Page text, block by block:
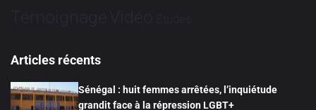
TémoignageVidéo Études
Articles récents
Sénégal : huit femmes arrêtées, l’inquiétude
grandit face à la répression LGBT+